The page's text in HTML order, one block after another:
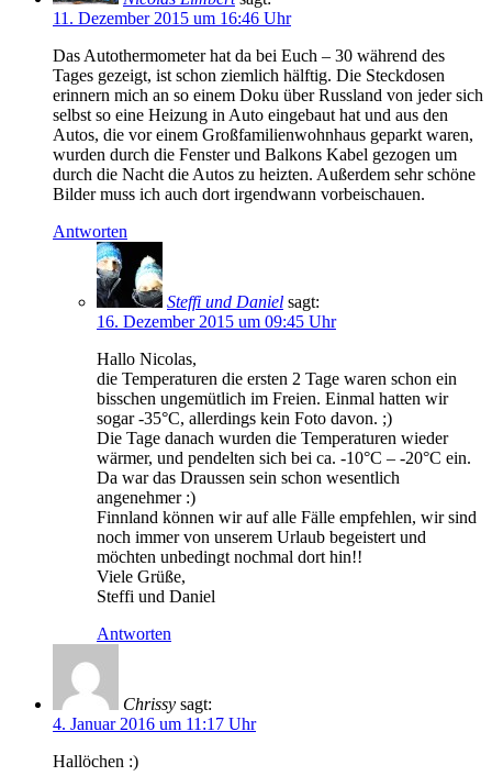
11. Dezember 2015 um 16:46 Uhr
Das Autothermometer hat da bei Euch – 30 während des
Tages gezeigt, ist schon ziemlich hälftig. Die Steckdosen
erinnern mich an so einem Doku über Russland von jeder sich
selbst so eine Heizung in Auto eingebaut hat und aus den
Autos, die vor einem Großfamilienwohnhaus geparkt waren,
wurden durch die Fenster und Balkons Kabel gezogen um
durch die Nacht die Autos zu heizten. Außerdem sehr schöne
Bilder muss ich auch dort irgendwann vorbeischauen.
Antworten
Steffi und Daniel sagt:
16. Dezember 2015 um 09:45 Uhr
Hallo Nicolas,
die Temperaturen die ersten 2 Tage waren schon ein
bisschen ungemütlich im Freien. Einmal hatten wir
sogar -35°C, allerdings kein Foto davon. ;)
Die Tage danach wurden die Temperaturen wieder
wärmer, und pendelten sich bei ca. -10°C – -20°C ein.
Da war das Draussen sein schon wesentlich
angenehmer :)
Finnland können wir auf alle Fälle empfehlen, wir sind
noch immer von unserem Urlaub begeistert und
möchten unbedingt nochmal dort hin!!
Viele Grüße,
Steffi und Daniel
Antworten
Chrissy sagt:
4. Januar 2016 um 11:17 Uhr
Hallöchen :)